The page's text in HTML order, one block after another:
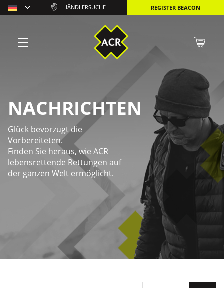
NACHRICHTEN
Glück bevorzugt die
Vorbereiteten.
Finden Sie heraus, wie ACR
lebensrettende Rettungen auf
der ganzen Welt ermöglicht.
HÄNDLERSUCHE REGISTER BEACON